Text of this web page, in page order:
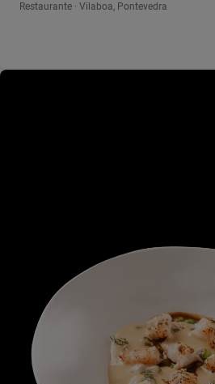
Restaurante · Vilaboa, Pontevedra